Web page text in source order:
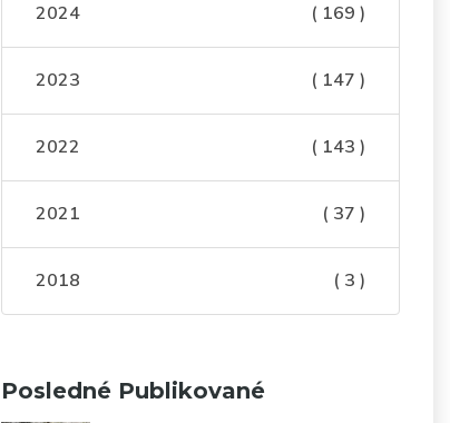
2024 ( 169 )
2023 ( 147 )
2022 ( 143 )
2021 ( 37 )
2018 ( 3 )
Posledné Publikované